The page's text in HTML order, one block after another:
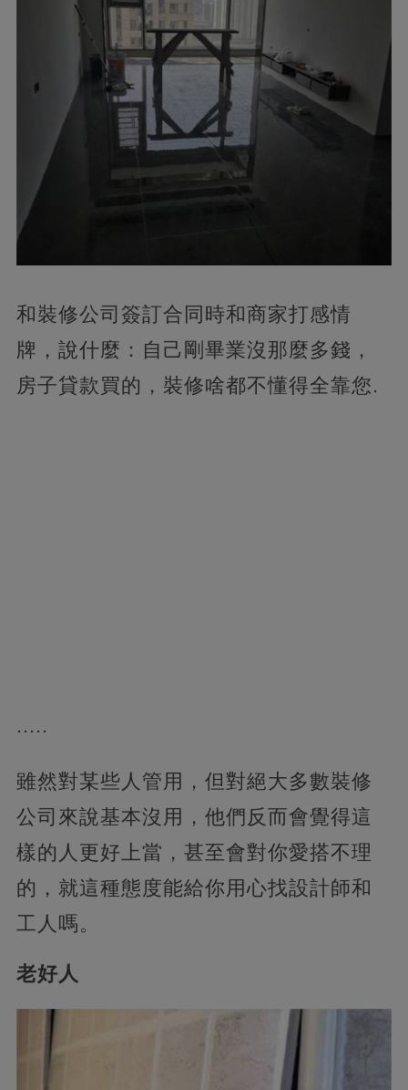
和裝修公司簽訂合同時和商家打感情
牌，說什麼：自己剛畢業沒那麼多錢，
房子貸款買的，裝修啥都不懂得全靠您.
.....
雖然對某些人管用，但對絕大多數裝修
公司來說基本沒用，他們反而會覺得這
樣的人更好上當，甚至會對你愛搭不理
的，就這種態度能給你用心找設計師和
工人嗎。
老好人